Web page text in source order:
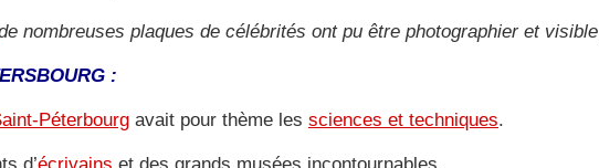
nombreuses plaques de célébrités ont pu être photographier et visible
:
Péterbourg avait pour thème les sciences et techniques.